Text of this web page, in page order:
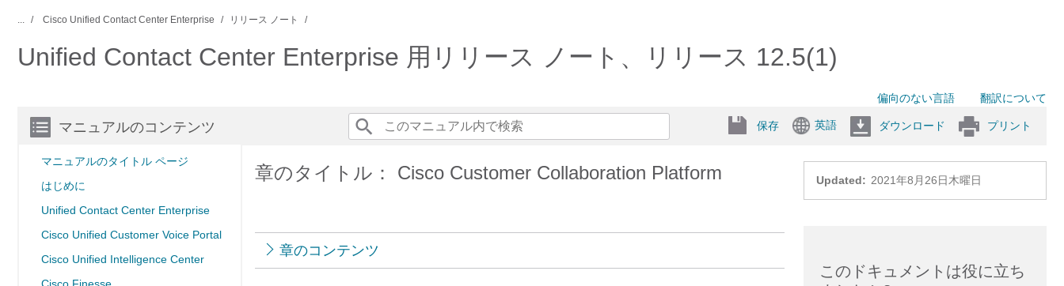
... Cisco Unified Contact Center Enterprise リリース ノート
Unified Contact Center Enterprise 用リリース ノート、リリース 12.5(1)
偏向のない言語 翻訳について
マニュアルのコンテンツ
マニュアルのタイトル ページ
はじめに
Unified Contact Center Enterprise
Cisco Unified Customer Voice Portal
Cisco Unified Intelligence Center
保存 英語 ダウンロード プリント
Updated: 2021年8月26日木曜日
章のタイトル： Cisco Customer Collaboration Platform
章のコンテンツ
このドキュメントは役に立ち